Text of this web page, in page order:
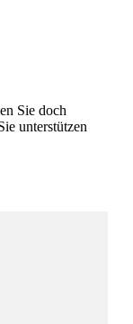
Sie doch
unter­stützen